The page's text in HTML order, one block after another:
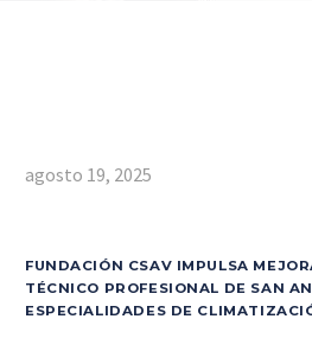
agosto 19, 2025
FUNDACIÓN CSAV IMPULSA
TÉCNICO PROFESIONAL DE SAN
ESPECIALIDADES DE